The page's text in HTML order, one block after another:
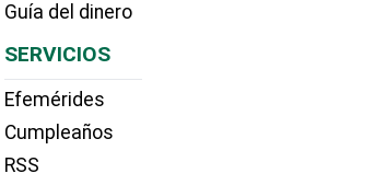
Guía del dinero
SERVICIOS
Efemérides
Cumpleaños
RSS